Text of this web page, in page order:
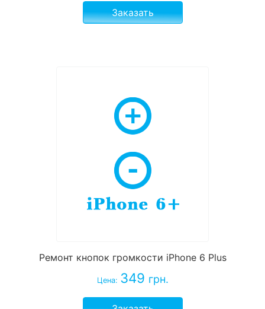
Заказать
Ремонт кнопок громкости iPhone 6 Plus
Цена: 349 грн.